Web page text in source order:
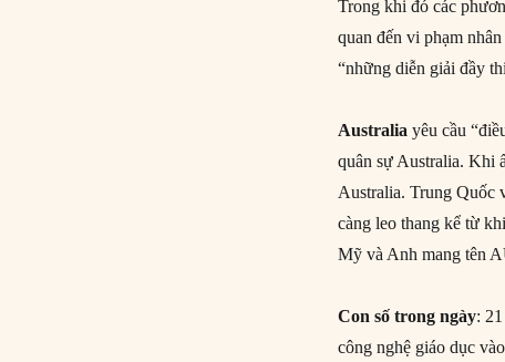
Trong khi đó các
quan đến vi phạm
“những diễn giải đầy
Australia yêu cầu
quân sự Australia. Khi
Australia. Trung Quốc
càng leo thang kể từ
Mỹ và Anh mang tên
Con số trong ngày:
công nghệ giáo dục